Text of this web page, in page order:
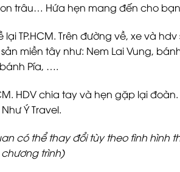
trâu… Hứa hẹn mang đến cho
lại TP.HCM. Trên đường về, xe và
miền tây như: Nem Lai Vung,
Pía, ….
HDV chia tay và hẹn gặp lại
Ý Travel.
có thể thay đổi tùy theo tình hình
trình)